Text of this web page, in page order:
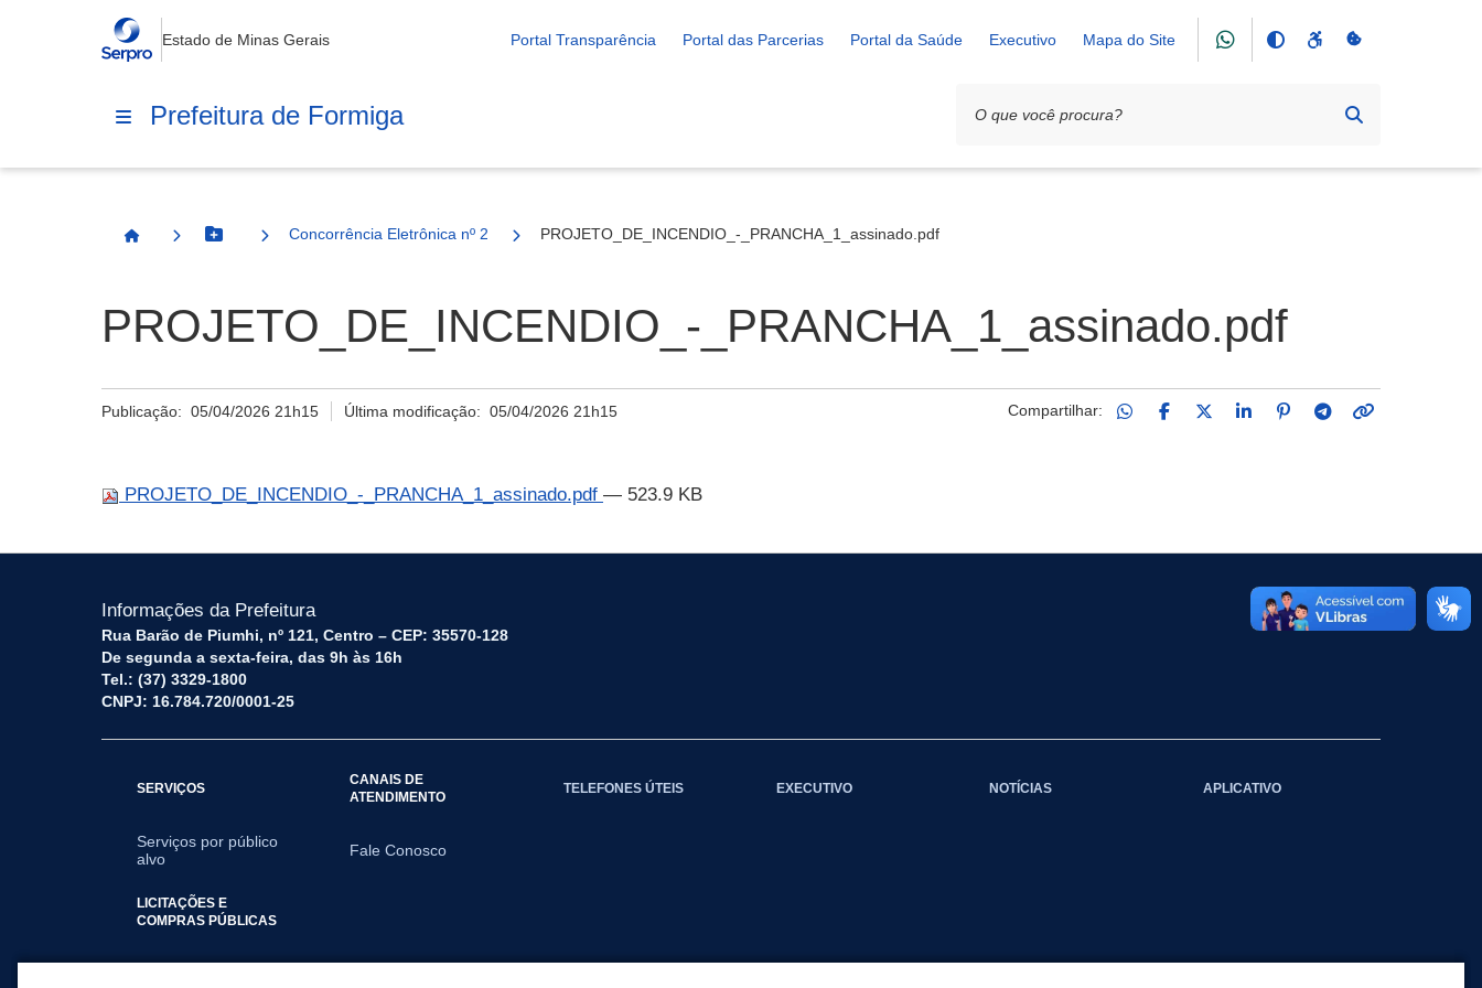
Estado de Minas Gerais Portal Transparência Portal das Parcerias Portal da Saúde Executivo Mapa do Site
Prefeitura de Formiga
Página InicialBotão Menu
Concorrência Eletrônica nº 2/2025 PROJETO_DE_INCENDIO_-_PRANCHA_1_assinado.pdf
PROJETO_DE_INCENDIO_-_PRANCHA_1_assinado.pdf
Publicação: 05/04/2026 21h15 Última modificação:05/04/2026 21h15 Compartilhar:
PROJETO_DE_INCENDIO_-_PRANCHA_1_assinado.pdf — 523.9 KB
Informações da Prefeitura
Rua Barão de Piumhi, nº 121, Centro – CEP: 35570-128
De segunda a sexta-feira, das 9h às 16h
Tel.: (37) 3329-1800
CNPJ: 16.784.720/0001-25
SERVIÇOS
Serviços por público
alvo
CANAIS DE
ATENDIMENTO
Fale Conosco
TELEFONES ÚTEIS EXECUTIVO NOTÍCIAS APLICATIVO
LICITAÇÕES E
COMPRAS PÚBLICAS